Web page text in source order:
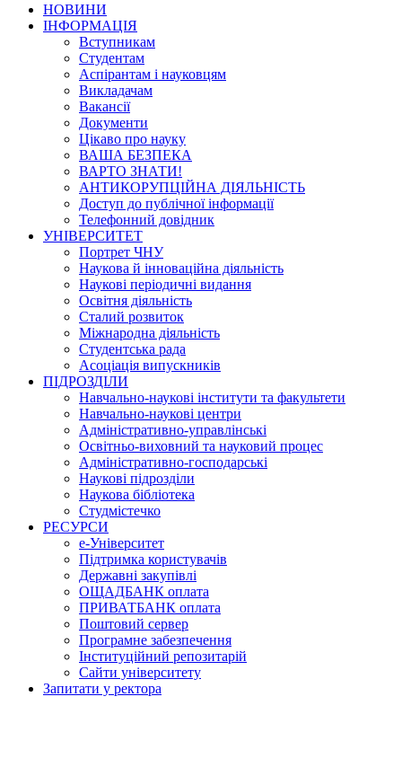
НОВИНИ
ІНФОРМАЦІЯ
Вступникам
Студентам
Аспірантам і науковцям
Викладачам
Вакансії
Документи
Цікаво про науку
ВАША БЕЗПЕКА
ВАРТО ЗНАТИ!
АНТИКОРУПЦІЙНА ДІЯЛЬНІСТЬ
Доступ до публічної інформації
Телефонний довідник
УНІВЕРСИТЕТ
Портрет ЧНУ
Наукова й інноваційна діяльність
Наукові періодичні видання
Освітня діяльність
Сталий розвиток
Міжнародна діяльність
Студентська рада
Асоціація випускників
ПІДРОЗДІЛИ
Навчально-наукові інститути та факультети
Навчально-наукові центри
Адміністративно-управлінські
Освітньо-виховний та науковий процес
Адміністративно-господарські
Наукові підрозділи
Наукова бібліотека
Студмістечко
РЕСУРСИ
е-Університет
Підтримка користувачів
Державні закупівлі
ОЩАДБАНК оплата
ПРИВАТБАНК оплата
Поштовий сервер
Програмне забезпечення
Інституційний репозитарій
Сайти університету
Запитати у ректора